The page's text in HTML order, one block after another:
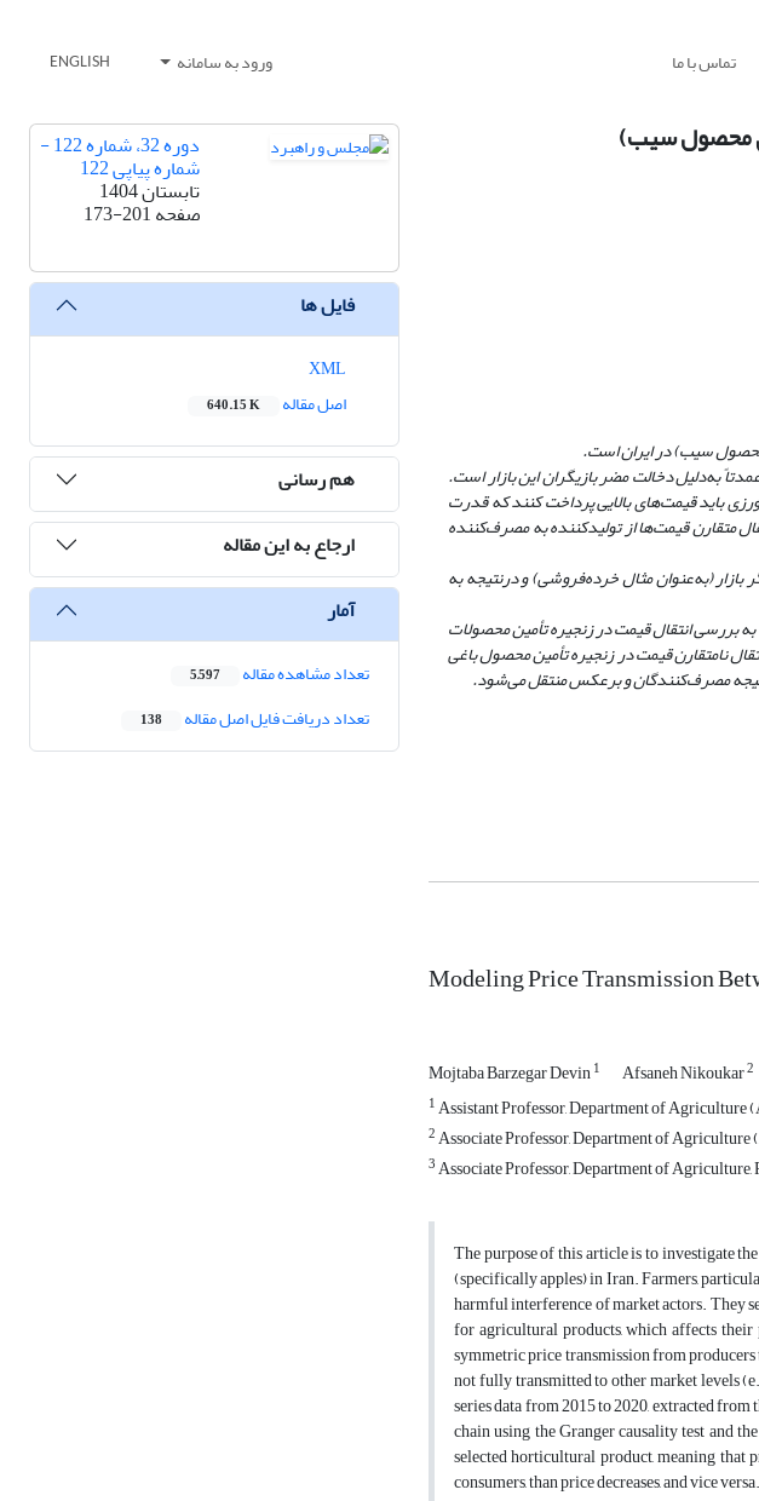
تماس با ما ورود به سامانه ENGLISH
محصول سیب)
سیب) در ایران است.
به‌دلیل دخالت مضر بازیگران این بازار است.
باید قیمت‌های بالایی پرداخت کنند که قدرت
متقارن قیمت‌ها از تولیدکننده به مصرف‌کننده
(به‌عنوان ‌مثال خرده‌فروشی) و درنتیجه به
وزارت جهاد کشاورزی استخراج شده به بررسی انتقال قیمت در زنجیره تأمین محصولات
نامتقارن قیمت در زنجیره تأمین محصول باغی
مصرف‌کنندگان و برعکس منتقل می‌شود.
Modeling Price Transmission
Mojtaba Barzegar Devin1 Afsaneh Nikoukar2
1Assistant Professor, Department of
2Associate Professor, Department of
3Associate Professor, Department of
The purpose of this article is to investigate
(specifically apples) in Iran. Farmers,
harmful interference of market actors. They
for agricultural products, which affects
symmetric price transmission from producers
not fully transmitted to other market levels
series data from 2015 to 2020, extracted
chain using the Granger causality test and
selected horticultural product, meaning that
consumers, than price decreases, and vice versa.
دوره 32، شماره 122 -
شماره پیاپی 122
تابستان 1404
صفحه173-201
فایل ها
اصل مقاله
640.15 K
هم رسانی
ارجاع به این مقاله
آمار
تعداد مشاهده مقاله 5,597
تعداد دریافت فایل اصل مقاله 138